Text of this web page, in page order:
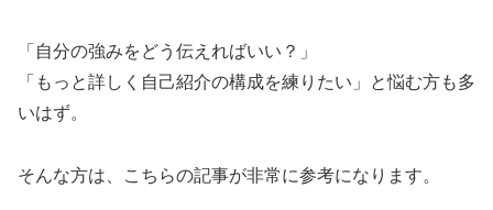
「自分の強みをどう伝えればいい？」
「もっと詳しく自己紹介の構成を練りたい」と悩む方も多
いはず。
そんな方は、こちらの記事が非常に参考になります。